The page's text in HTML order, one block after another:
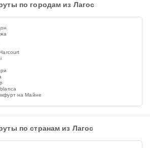
по городам из Лагос
на Майне
по странам из Лагос